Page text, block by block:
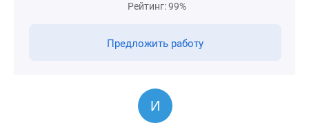
Рейтинг: 99%
Предложить работу